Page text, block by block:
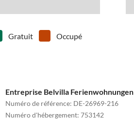
Gratuit Occupé
Entreprise Belvilla Ferienwohnungen
Numéro de référence: DE-26969-216
Numéro d'hébergement: 753142